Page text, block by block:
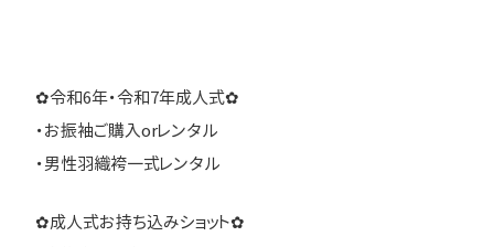
✿令和6年・令和7年成人式✿
・お振袖ご購入orレンタル
・男性羽織袴一式レンタル
✿成人式お持ち込みショット✿